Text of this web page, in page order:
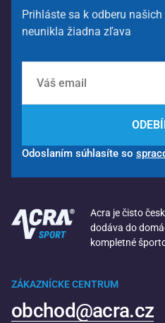
Prihláste sa k odberu
neunikla žiadna zľava
Odoslaním súhlasíte so
Acra je čisto
dodáva do
kompletné
ZÁKAZNÍCKE CENTRUM
obchod@acra.cz